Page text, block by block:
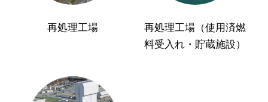
再処理工場
再処理工場（使用済燃
料受入れ・貯蔵施設）